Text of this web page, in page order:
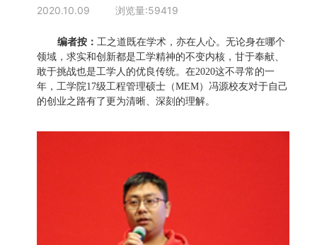
2020.10.09 浏览量:59419
编者按： 工之道既在学术，亦在人心。无论身在哪个
领域，求实和创新都是工学精神的不变内核，甘于奉献、
敢于挑战也是工学人的优良传统。在2020这不寻常的一
年，工学院17级工程管理硕士（MEM）冯源校友对于自己
的创业之路有了更为清晰、深刻的理解。